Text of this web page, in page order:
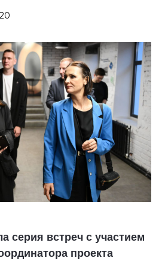
серия встреч с участием
проекта